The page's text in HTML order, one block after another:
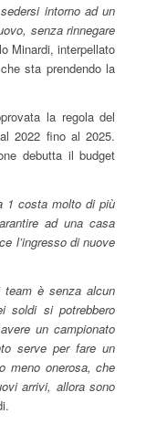
intorno ad un
senza rinnegare
Minardi, interpellato
sta prendendo la
la regola del
2022 fino al 2025.
debutta il budget
1 costa molto di più
ad una casa
l’ingresso di nuove
team è senza alcun
soldi si potrebbero
un campionato
serve per fare un
meno onerosa, che
arrivi, allora sono